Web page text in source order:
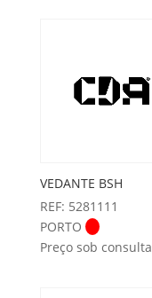
VEDANTE BSH
REF: 5281111
PORTO
Preço sob consulta